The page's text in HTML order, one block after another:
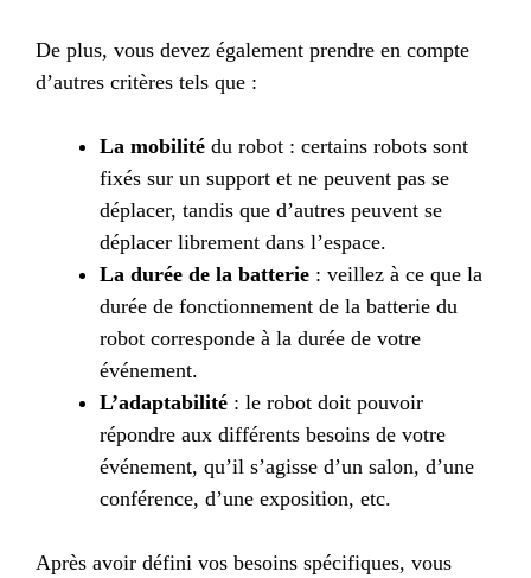
De plus, vous devez également prendre en compte
d’autres critères tels que :
La mobilité du robot : certains robots sont
fixés sur un support et ne peuvent pas se
déplacer, tandis que d’autres peuvent se
déplacer librement dans l’espace.
La durée de la batterie : veillez à ce que la
durée de fonctionnement de la batterie du
robot corresponde à la durée de votre
événement.
L’adaptabilité : le robot doit pouvoir
répondre aux différents besoins de votre
événement, qu’il s’agisse d’un salon, d’une
conférence, d’une exposition, etc.
Après avoir défini vos besoins spécifiques, vous